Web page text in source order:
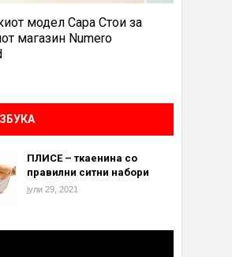
модел Сара Стои за
магазин Numero
ПЛИСЕ – ткаенина со
правилни ситни набори
јули 29, 2021